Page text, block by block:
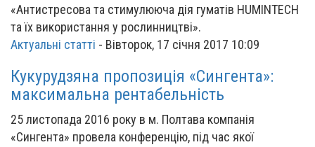
«Антистресова та стимулююча дія гуматів HUMINTECH
та їх використання у рослинництві».
Актуальні статті - Вівторок, 17 січня 2017 10:09
Кукурудзяна пропозиція «Сингента»:
максимальна рентабельність
25 листопада 2016 року в м. Полтава компанія
«Сингента» провела конференцію, під час якої